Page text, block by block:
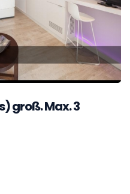
groß. Max. 3